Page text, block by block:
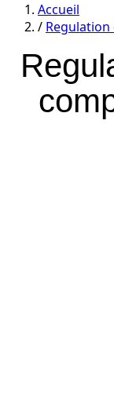
Accueil
/ Regulation